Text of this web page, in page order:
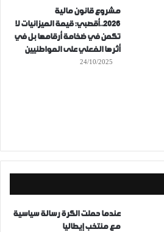
مشروع قانون مالية
2026..أقصبي: قيمة الميزانيات لا
تكمن في ضخامة أرقامها بل في
أثرها الفعلي على المواطنيين
24/10/2025
عندما حملت الكرة رسالة سياسية
مع منتخب إيطاليا